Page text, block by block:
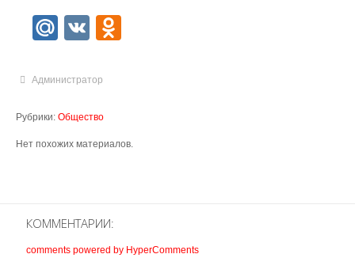
Mail.Ru
VK
Администратор
Рубрики: Общество
Нет похожих материалов.
КОММЕНТАРИИ:
comments powered by HyperComments